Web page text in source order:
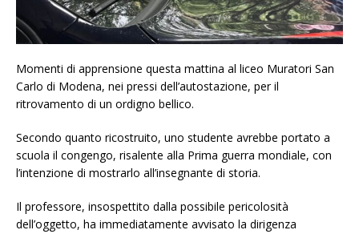
Momenti di apprensione questa mattina al liceo Muratori San
Carlo di Modena, nei pressi dell’autostazione, per il
ritrovamento di un ordigno bellico.
Secondo quanto ricostruito, uno studente avrebbe portato a
scuola il congengo, risalente alla Prima guerra mondiale, con
l’intenzione di mostrarlo all’insegnante di storia.
Il professore, insospettito dalla possibile pericolosità
dell’oggetto, ha immediatamente avvisato la dirigenza